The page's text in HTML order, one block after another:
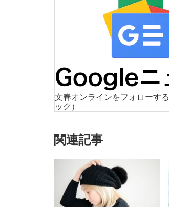
文春オンラインをフォローする
ック）
関連記事